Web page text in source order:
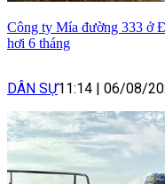
Công ty Mía đường 333 ở
hơi 6 tháng
DÂN SỰ11:14 | 06/08/